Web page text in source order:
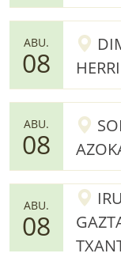
ABU.
08
ABU.
08
ABU.
08